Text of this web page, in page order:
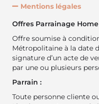
Mentions légales
Offres Parrainage
Offre soumise à
Métropolitaine à la date
signature d’un acte de
par une ou plusieurs
Parrain :
Toute personne cliente